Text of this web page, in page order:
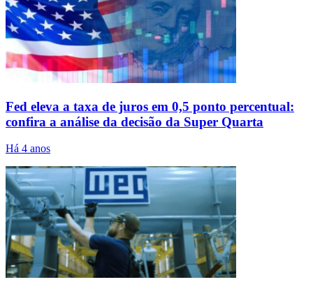
Fed eleva a taxa de juros em 0,5 ponto percentual:
confira a análise da decisão da Super Quarta
Há 4 anos